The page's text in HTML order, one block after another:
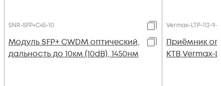
SNR-SFP+C45-10
Модуль SFP+ CWDM оптический,
дальность до 10км (10dB), 1450нм
Vermax-LTP-112-9-
Приёмник
КТВ Vermax-